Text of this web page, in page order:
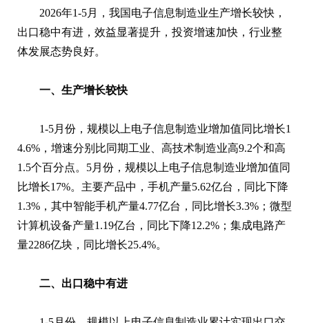
2026年1-5月，我国电子信息制造业生产增长较快，
出口稳中有进，效益显著提升，投资增速加快，行业整
体发展态势良好。
一、生产增长较快
1-5月份，规模以上电子信息制造业增加值同比增长1
4.6%，增速分别比同期工业、高技术制造业高9.2个和高
1.5个百分点。5月份，规模以上电子信息制造业增加值同
比增长17%。主要产品中，手机产量5.62亿台，同比下降
1.3%，其中智能手机产量4.77亿台，同比增长3.3%；微型
计算机设备产量1.19亿台，同比下降12.2%；集成电路产
量2286亿块，同比增长25.4%。
二、出口稳中有进